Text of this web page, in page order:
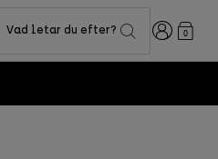
Vad letar du efter? Login0